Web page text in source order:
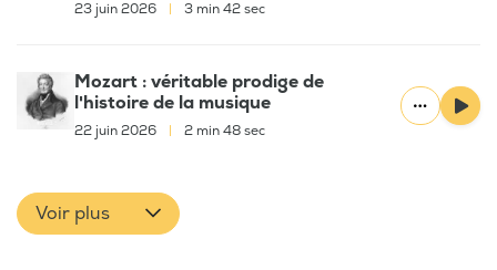
23 juin 2026 3 min 42 sec
Mozart : véritable prodige de
l'histoire de la musique
22 juin 2026 2 min 48 sec
Voir plus